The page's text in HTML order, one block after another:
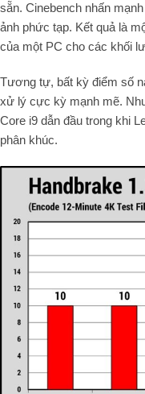
sẵn. Cinebench nhấn
ảnh phức tạp. Kết quả là
của một PC cho các khối
Tương tự, bất kỳ điểm số
xử lý cực kỳ mạnh mẽ.
Core i9 dẫn đầu trong khi
phân khúc.